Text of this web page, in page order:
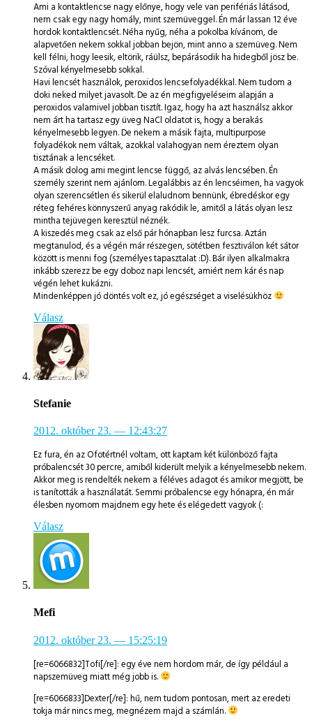
Ami a kontaktlencse nagy előnye, hogy vele van perifériás látásod,
nem csak egy nagy homály, mint szemüveggel. Én már lassan 12 éve
hordok kontaktlencsét. Néha nyűg, néha a pokolba kívánom, de
alapvetően nekem sokkal jobban bejön, mint anno a szemüveg. Nem
kell félni, hogy leesik, eltörik, ráülsz, bepárásodik ha hidegből jösz be.
Szóval kényelmesebb sokkal.
Havi lencsét használok, peroxidos lencsefolyadékkal. Nem tudom a
doki neked milyet javasolt. De az én megfigyeléseim alapján a
peroxidos valamivel jobban tisztít. Igaz, hogy ha azt használsz akkor
nem árt ha tartasz egy üveg NaCl oldatot is, hogy a berakás
kényelmesebb legyen. De nekem a másik fajta, multipurpose
folyadékok nem váltak, azokkal valahogyan nem éreztem olyan
tisztának a lencséket.
A másik dolog ami megint lencse függő, az alvás lencsében. Én
személy szerint nem ajánlom. Legalábbis az én lencséimen, ha vagyok
olyan szerencsétlen és sikerül elaludnom bennünk, ébredéskor egy
réteg fehéres könnyszerű anyag rakódik le, amitől a látás olyan lesz
mintha tejüvegen keresztül néznék.
A kiszedés meg csak az első pár hónapban lesz furcsa. Aztán
megtanulod, és a végén már részegen, sötétben fesztiválon két sátor
között is menni fog (személyes tapasztalat :D). Bár ilyen alkalmakra
inkább szerezz be egy doboz napi lencsét, amiért nem kár és nap
végén lehet kukázni.
Mindenképpen jó döntés volt ez, jó egészséget a viselésükhöz
Válasz
Stefanie
2012. október 23. — 12:43:27
Ez fura, én az Ofotértnél voltam, ott kaptam két különböző fajta
próbalencsét 30 percre, amiből kiderült melyik a kényelmesebb nekem.
Akkor meg is rendelték nekem a féléves adagot és amikor megjött, be
is tanították a használatát. Semmi próbalencse egy hónapra, én már
élesben nyomom majdnem egy hete és elégedett vagyok (:
Válasz
Mefi
2012. október 23. — 15:25:19
[re=6066832]Tofi[/re]: egy éve nem hordom már, de így például a
napszemüveg miatt még jobb is.
[re=6066833]Dexter[/re]: hű, nem tudom pontosan, mert az eredeti
tokja már nincs meg, megnézem majd a számlán.